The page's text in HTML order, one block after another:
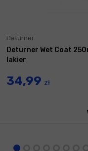
Deturner
Deturner Wet Coat
lakier
34,99 zł